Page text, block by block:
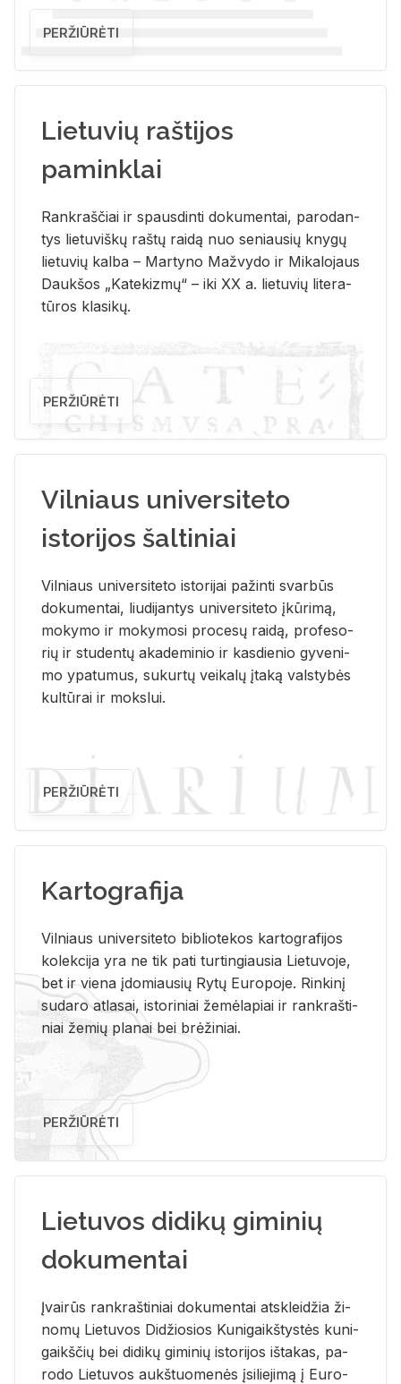
PERŽIŪRĖTI
Lietuvių raštijos
paminklai
Rank­raš­čiai ir spaus­din­ti do­ku­men­tai, pa­ro­dan­
tys lie­tu­viš­kų raš­tų rai­dą nuo se­niau­sių kny­gų
lie­tu­vių kal­ba – Mar­ty­no Ma­žvy­do ir Mi­ka­lo­jaus
Dauk­šos „Ka­te­kiz­mų“ – iki XX a. lie­tu­vių li­te­ra­
tū­ros kla­si­kų.
PERŽIŪRĖTI
Vilniaus universiteto
istorijos šaltiniai
Vil­niaus uni­ver­si­te­to is­to­ri­jai pa­žin­ti svar­būs
do­ku­men­tai, liu­di­jan­tys uni­ver­si­te­to įkū­ri­mą,
mo­ky­mo ir mo­ky­mo­si pro­ce­sų rai­dą, pro­fe­so­
rių ir stu­den­tų aka­de­mi­nio ir kas­die­nio gy­ve­ni­
mo ypa­tu­mus, su­kur­tų vei­ka­lų įta­ką vals­ty­bės
kul­tū­rai ir moks­lui.
PERŽIŪRĖTI
Kartografija
Vil­niaus uni­ver­si­te­to bi­b­lio­te­kos kar­to­gra­fi­jos
ko­lek­ci­ja yra ne tik pati tur­tin­giau­sia Lie­tu­vo­je,
bet ir vie­na įdo­miau­sių Rytų Eu­ro­po­je. Rin­ki­nį
su­da­ro at­la­sai, is­to­ri­niai že­mė­la­piai ir rank­raš­ti­
niai že­mių pla­nai bei brė­ži­niai.
PERŽIŪRĖTI
Lietuvos didikų giminių
dokumentai
Įvai­rūs rank­raš­ti­niai do­ku­men­tai at­sklei­džia ži­
no­mų Lie­tu­vos Di­džio­sios Ku­ni­gaikš­tys­tės ku­ni­
gaikš­čių bei di­di­kų gi­mi­nių is­to­ri­jos iš­ta­kas, pa­
ro­do Lie­tu­vos aukš­tuo­me­nės įsi­lie­ji­mą į Eu­ro­